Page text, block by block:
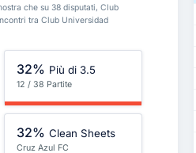
che su 38 disputati, Club
tra Club Universidad
32% Più di 3.5
12 / 38 Partite
32% Clean Sheets
Cruz Azul FC